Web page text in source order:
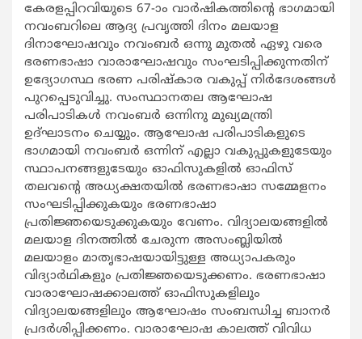
കേരളപ്പിറവിയുടെ 67-ാം വാർഷികത്തിന്റെ ഭാഗമായി
നവംബറിലെ ആദ്യ പ്രവൃത്തി ദിനം മലയാള
ദിനാഘോഷവും നവംബർ ഒന്നു മുതൽ ഏഴു വരെ
ഭരണഭാഷാ വാരാഘോഷവും സംഘടിപ്പിക്കുന്നതിന്
ഉദ്യോഗസ്ഥ ഭരണ പരിഷ്‌കാര വകുപ്പ് നിർദേശങ്ങൾ
പുറപ്പെടുവിച്ചു. സംസ്ഥാനതല ആഘോഷ
പരിപാടികൾ നവംബർ ഒന്നിനു മുഖ്യമന്ത്രി
ഉദ്ഘാടനം ചെയ്യും. ആഘോഷ പരിപാടികളുടെ
ഭാഗമായി നവംബർ ഒന്നിന് എല്ലാ വകുപ്പുകളുടേയും
സ്ഥാപനങ്ങളുടേയും ഓഫിസുകളിൽ ഓഫിസ്
തലവന്റെ അധ്യക്ഷതയിൽ ഭരണഭാഷാ സമ്മേളനം
സംഘടിപ്പിക്കുകയും ഭരണഭാഷാ
പ്രതിജ്ഞയെടുക്കുകയും വേണം. വിദ്യാലയങ്ങളിൽ
മലയാള ദിനത്തിൽ ചേരുന്ന അസംബ്ലിയിൽ
മലയാളം മാതൃഭാഷയായിട്ടുള്ള അധ്യാപകരും
വിദ്യാർഥികളും പ്രതിജ്ഞയെടുക്കണം. ഭരണഭാഷാ
വാരാഘോഷക്കാലത്ത് ഓഫിസുകളിലും
വിദ്യാലയങ്ങളിലും ആഘോഷം സംബന്ധിച്ച ബാനർ
പ്രദർശിപ്പിക്കണം. വാരാഘോഷ കാലത്ത് വിവിധ